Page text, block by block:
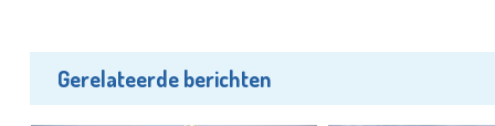
Gerelateerde berichten